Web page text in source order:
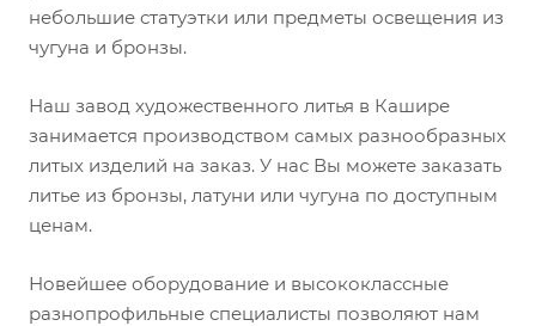
небольшие статуэтки или предметы освещения из
чугуна и бронзы.
Наш завод художественного литья в Кашире
занимается производством самых разнообразных
литых изделий на заказ. У нас Вы можете заказать
литье из бронзы, латуни или чугуна по доступным
ценам.
Новейшее оборудование и высококлассные
разнопрофильные специалисты позволяют нам